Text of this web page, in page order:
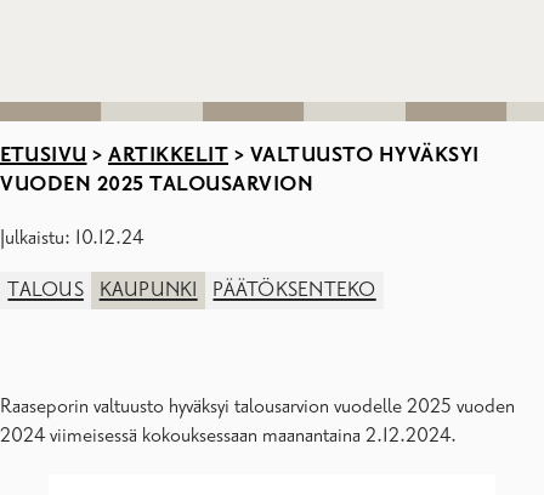
ETUSIVU > ARTIKKELIT > VALTUUSTO HYVÄKSYI
VUODEN 2025 TALOUSARVION
Julkaistu: 10.12.24
TALOUS KAUPUNKI PÄÄTÖKSENTEKO
Raaseporin valtuusto hyväksyi talousarvion vuodelle 2025 vuoden
2024 viimeisessä kokouksessaan maanantaina 2.12.2024.